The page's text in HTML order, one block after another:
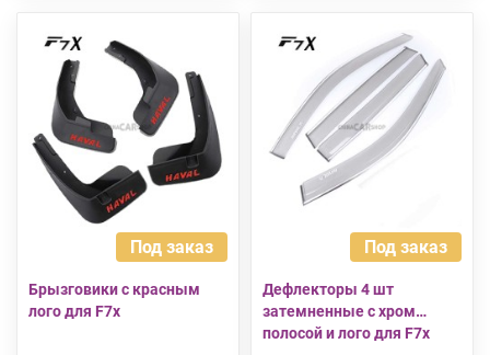
Под заказ
Брызговики с красным
лого для F7x
Под заказ
Дефлекторы 4 шт
затемненные с хром
полосой и лого для F7x